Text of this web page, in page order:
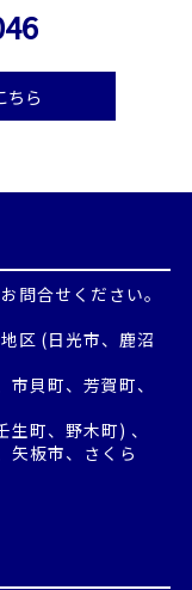
ちら
問合せください。
区 (日光市、鹿沼
貝町、芳賀町、
町、野木町) 、
矢板市、さくら